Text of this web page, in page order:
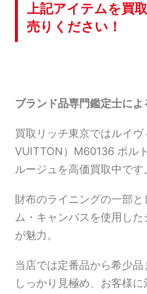
上記アイテムを買
売りください！
ブランド品専門鑑定士によ
買取リッチ東京ではルイヴ
VUITTON）M60136 ポル
ルージュを高価買取中です
財布のライニングの一部と
ム・キャンバスを使用した
が魅力。
当店では定番品から希少
しっかり見極め、お客様